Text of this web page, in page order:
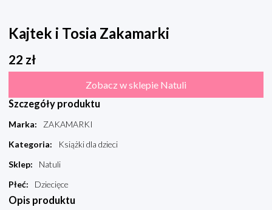
Kajtek i Tosia Zakamarki
22 zł
Zobacz w sklepie Natuli
Szczegóły produktu
Marka:
ZAKAMARKI
Kategoria:
Książki dla dzieci
Sklep:
Natuli
Płeć: Dziecięce
Opis produktu